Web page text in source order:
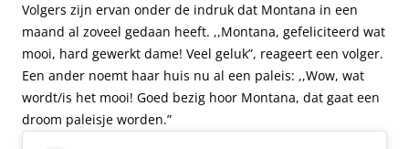
Volgers zijn ervan onder de indruk dat Montana in een
maand al zoveel gedaan heeft. ,,Montana, gefeliciteerd wat
mooi, hard gewerkt dame! Veel geluk”, reageert een volger.
Een ander noemt haar huis nu al een paleis: ,,Wow, wat
wordt/is het mooi! Goed bezig hoor Montana, dat gaat een
droom paleisje worden.”